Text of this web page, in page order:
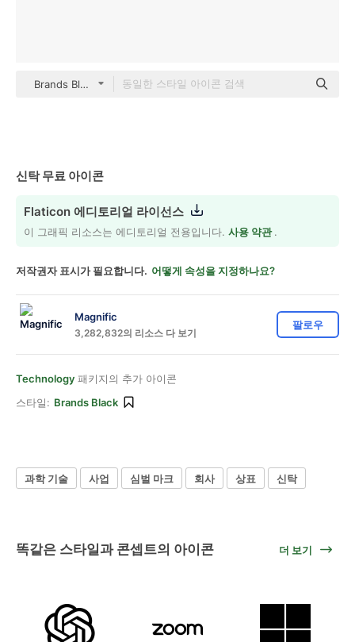
Brands Black
신탁 무료 아이콘
Flaticon 에디토리얼 라이선스
이 그래픽 리소스는 에디토리얼 전용입니다. 사용 약관.
저작권자 표시가 필요합니다. 어떻게 속성을 지정하나요?
Magnific
3,282,832의 리소스 다 보기
팔로우
Technology 패키지의 추가 아이콘
스타일: Brands Black
과학 기술 사업 심벌 마크 회사 상표 신탁
똑같은 스타일과 콘셉트의 아이콘 더 보기